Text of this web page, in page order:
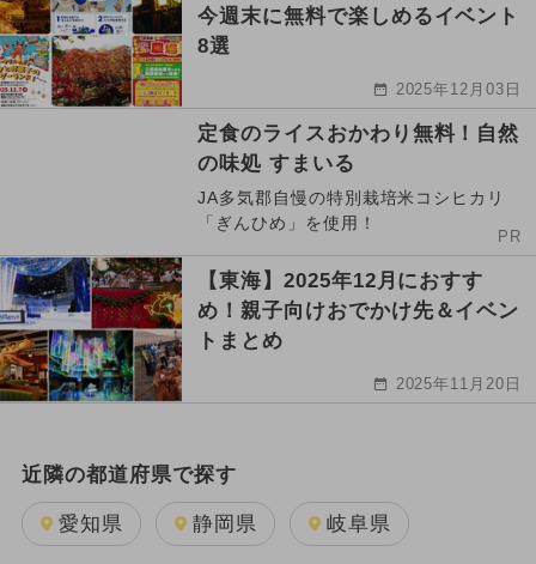
今週末に無料で楽しめるイベント
8選
2025年12月03日
定食のライスおかわり無料！自然
の味処 すまいる
JA多気郡自慢の特別栽培米コシヒカリ
「ぎんひめ」を使用！
PR
【東海】2025年12月におすす
め！親子向けおでかけ先＆イベン
トまとめ
2025年11月20日
近隣の都道府県で探す
愛知県 静岡県 岐阜県